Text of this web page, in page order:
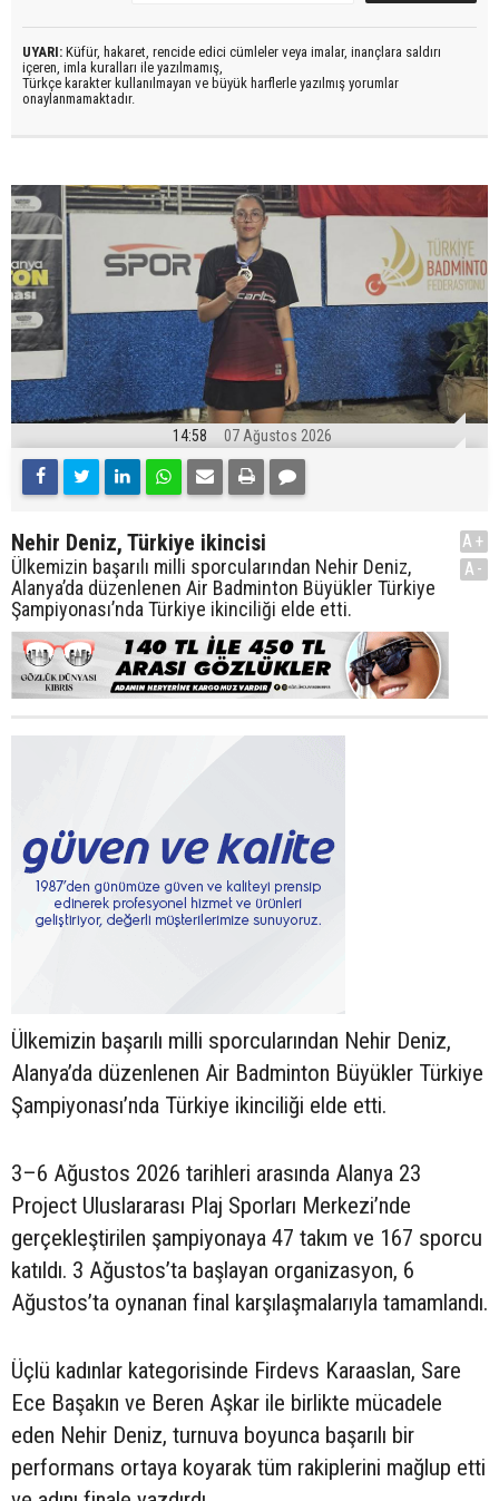
UYARI: Küfür, hakaret, rencide edici cümleler veya imalar, inançlara saldırı
içeren, imla kuralları ile yazılmamış,
Türkçe karakter kullanılmayan ve büyük harflerle yazılmış yorumlar
onaylanmamaktadır.
14:58 07 Ağustos 2026
Nehir Deniz, Türkiye ikincisi
Ülkemizin başarılı milli sporcularından Nehir Deniz,
Alanya’da düzenlenen Air Badminton Büyükler Türkiye
Şampiyonası’nda Türkiye ikinciliği elde etti.
A+
A-
Ülkemizin başarılı milli sporcularından Nehir Deniz,
Alanya’da düzenlenen Air Badminton Büyükler Türkiye
Şampiyonası’nda Türkiye ikinciliği elde etti.
3–6 Ağustos 2026 tarihleri arasında Alanya 23
Project Uluslararası Plaj Sporları Merkezi’nde
gerçekleştirilen şampiyonaya 47 takım ve 167 sporcu
katıldı. 3 Ağustos’ta başlayan organizasyon, 6
Ağustos’ta oynanan final karşılaşmalarıyla tamamlandı.
Üçlü kadınlar kategorisinde Firdevs Karaaslan, Sare
Ece Başakın ve Beren Aşkar ile birlikte mücadele
eden Nehir Deniz, turnuva boyunca başarılı bir
performans ortaya koyarak tüm rakiplerini mağlup etti